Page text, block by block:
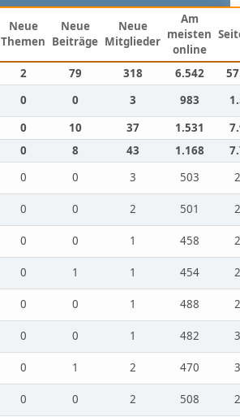
Neue
Themen
Neue
Beiträge
Neue
Mitglieder
Am
meisten
online
2 79 318 6.542
0 0 3 983
0 10 37 1.531
0 8 43 1.168
0 0 3 503
0 0 2 501
0 0 1 458
0 1 1 454
0 0 1 488
0 0 1 482
0 1 2 470
0 0 2 508